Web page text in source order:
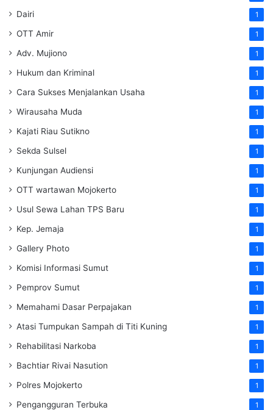
Dairi 1
OTT Amir 1
Adv. Mujiono 1
Hukum dan Kriminal 1
Cara Sukses Menjalankan Usaha 1
Wirausaha Muda 1
Kajati Riau Sutikno 1
Sekda Sulsel 1
Kunjungan Audiensi 1
OTT wartawan Mojokerto 1
Usul Sewa Lahan TPS Baru 1
Kep. Jemaja 1
Gallery Photo 1
Komisi Informasi Sumut 1
Pemprov Sumut 1
Memahami Dasar Perpajakan 1
Atasi Tumpukan Sampah di Titi Kuning 1
Rehabilitasi Narkoba 1
Bachtiar Rivai Nasution 1
Polres Mojokerto 1
Pengangguran Terbuka 1